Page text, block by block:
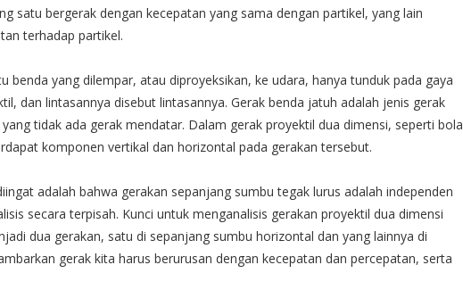
satu bergerak dengan kecepatan yang sama dengan partikel, yang lain
terhadap partikel.
benda yang dilempar, atau diproyeksikan, ke udara, hanya tunduk pada gaya
dan lintasannya disebut lintasannya. Gerak benda jatuh adalah jenis gerak
tidak ada gerak mendatar. Dalam gerak proyektil dua dimensi, seperti bola
komponen vertikal dan horizontal pada gerakan tersebut.
adalah bahwa gerakan sepanjang sumbu tegak lurus adalah independen
secara terpisah. Kunci untuk menganalisis gerakan proyektil dua dimensi
dua gerakan, satu di sepanjang sumbu horizontal dan yang lainnya di
gerak kita harus berurusan dengan kecepatan dan percepatan, serta